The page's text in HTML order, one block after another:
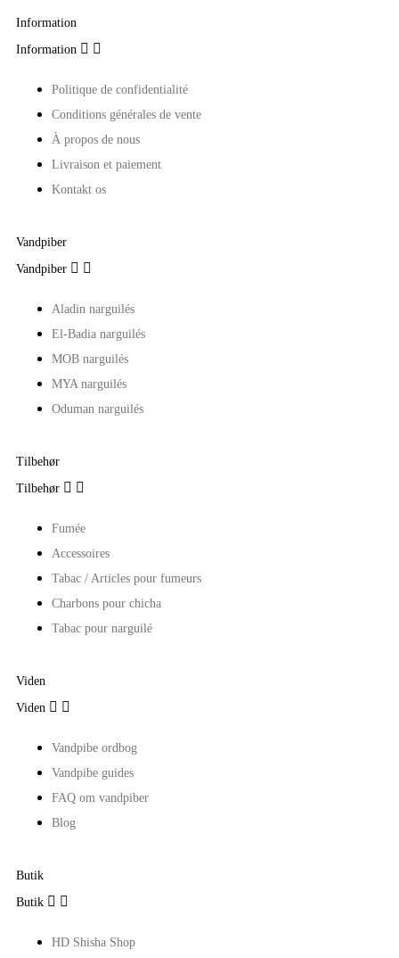
Information
Information  
Politique de confidentialité
Conditions générales de vente
À propos de nous
Livraison et paiement
Kontakt os
Vandpiber
Vandpiber  
Aladin narguilés
El-Badia narguilés
MOB narguilés
MYA narguilés
Oduman narguilés
Tilbehør
Tilbehør  
Fumée
Accessoires
Tabac / Articles pour fumeurs
Charbons pour chicha
Tabac pour narguilé
Viden
Viden  
Vandpibe ordbog
Vandpibe guides
FAQ om vandpiber
Blog
Butik
Butik  
HD Shisha Shop